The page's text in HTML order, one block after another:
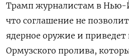
Трамп журналистам в Нью-
что соглашение не
ядерное оружие и приведет
Ормузского пролива,